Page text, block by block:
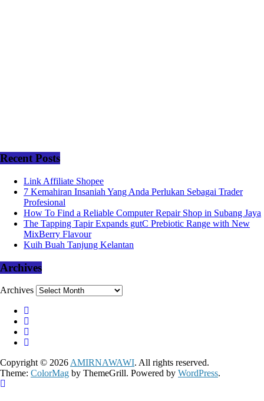
Recent Posts
Link Affiliate Shopee
7 Kemahiran Insaniah Yang Anda Perlukan Sebagai Trader
Profesional
How To Find a Reliable Computer Repair Shop in Subang Jaya
The Tapping Tapir Expands gutC Prebiotic Range with New
MixBerry Flavour
Kuih Buah Tanjung Kelantan
Archives
Archives
Copyright © 2026 AMIRNAWAWI. All rights reserved.
Theme: ColorMag by ThemeGrill. Powered by WordPress.